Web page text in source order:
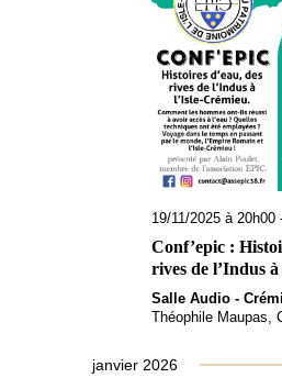
19/11/2025 à 20h00
Conf’epic :
rives de l’Indus
Salle Audio -
Théophile Maupas,
janvier 2026